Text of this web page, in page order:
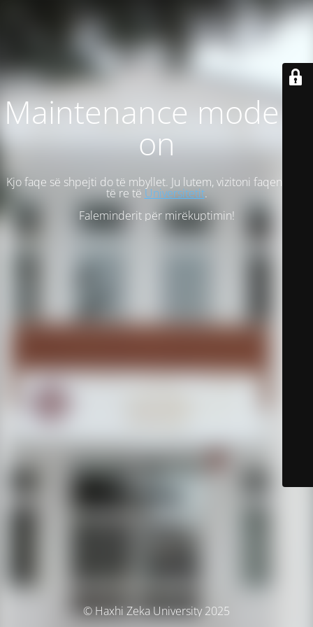
Maintenance mode is
on
Kjo faqe së shpejti do të mbyllet. Ju lutem, vizitoni faqen tonë
të re të Universitetit.
Faleminderit për mirëkuptimin!
© Haxhi Zeka University 2025